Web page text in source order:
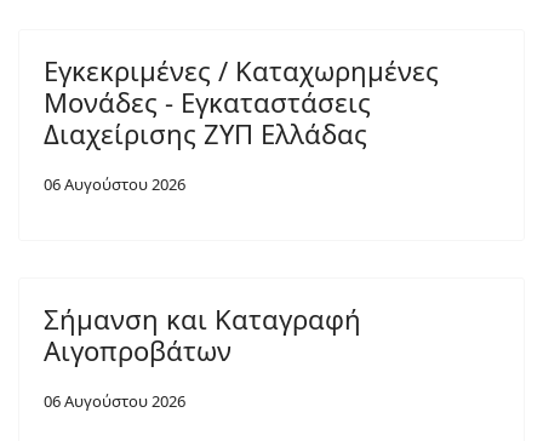
Εγκεκριμένες / Καταχωρημένες
Μονάδες - Εγκαταστάσεις
Διαχείρισης ΖΥΠ Ελλάδας
06 Αυγούστου 2026
Σήμανση και Καταγραφή
Αιγοπροβάτων
06 Αυγούστου 2026